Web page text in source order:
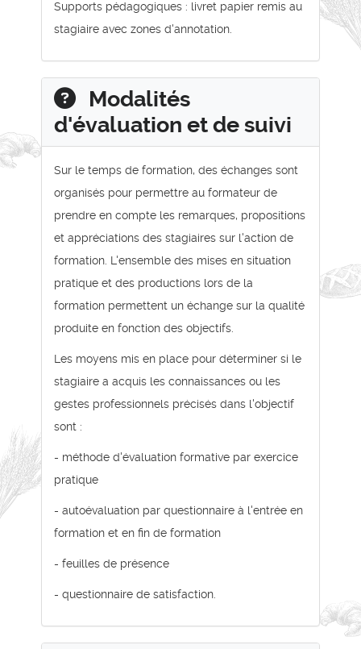
Supports pédagogiques : livret papier remis au
stagiaire avec zones d'annotation.
Modalités
d'évaluation et de suivi
Sur le temps de formation, des échanges sont
organisés pour permettre au formateur de
prendre en compte les remarques, propositions
et appréciations des stagiaires sur l'action de
formation. L'ensemble des mises en situation
pratique et des productions lors de la
formation permettent un échange sur la qualité
produite en fonction des objectifs.
Les moyens mis en place pour déterminer si le
stagiaire a acquis les connaissances ou les
gestes professionnels précisés dans l'objectif
sont :
- méthode d'évaluation formative par exercice
pratique
- autoévaluation par questionnaire à l'entrée en
formation et en fin de formation
- feuilles de présence
- questionnaire de satisfaction.